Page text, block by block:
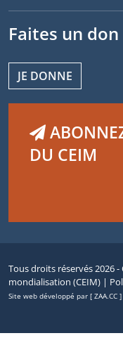
Faites un don
JE DONNE
DU CEIM
Tous droits réservés 2026
mondialisation (CEIM) |
Site web développé par [ ZAA.CC